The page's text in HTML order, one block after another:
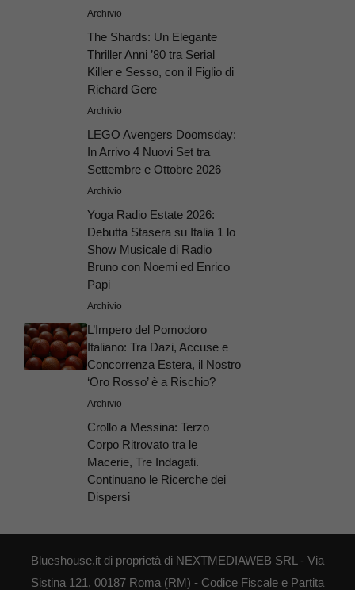
Archivio
The Shards: Un Elegante
Thriller Anni ’80 tra Serial
Killer e Sesso, con il Figlio di
Richard Gere
Archivio
LEGO Avengers Doomsday:
In Arrivo 4 Nuovi Set tra
Settembre e Ottobre 2026
Archivio
Yoga Radio Estate 2026:
Debutta Stasera su Italia 1 lo
Show Musicale di Radio
Bruno con Noemi ed Enrico
Papi
Archivio
L’Impero del Pomodoro
Italiano: Tra Dazi, Accuse e
Concorrenza Estera, il Nostro
‘Oro Rosso’ è a Rischio?
Archivio
Crollo a Messina: Terzo
Corpo Ritrovato tra le
Macerie, Tre Indagati.
Continuano le Ricerche dei
Dispersi
Blueshouse.it di proprietà di NEXTMEDIAWEB SRL - Via
Sistina 121, 00187 Roma (RM) - Codice Fiscale e Partita